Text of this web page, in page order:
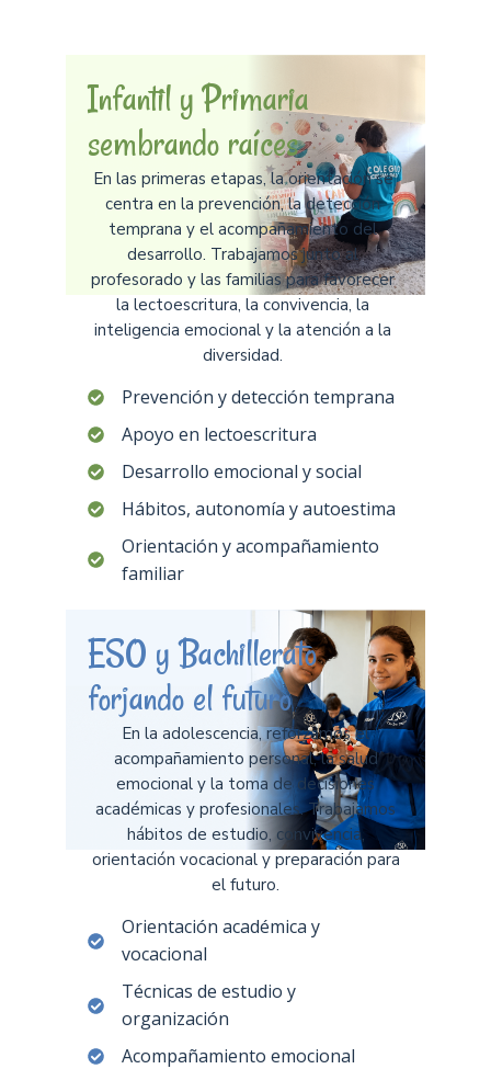
Infantil y Primaria
sembrando raíces
En las primeras etapas, la orientación se
centra en la prevención, la detección
temprana y el acompañamiento del
desarrollo. Trabajamos junto al
profesorado y las familias para favorecer
la lectoescritura, la convivencia, la
inteligencia emocional y la atención a la
diversidad.
Prevención y detección temprana
Apoyo en lectoescritura
Desarrollo emocional y social
Hábitos, autonomía y autoestima
Orientación y acompañamiento
familiar
ESO y Bachillerato
forjando el futuro
En la adolescencia, reforzamos el
acompañamiento personal, la salud
emocional y la toma de decisiones
académicas y profesionales. Trabajamos
hábitos de estudio, convivencia,
orientación vocacional y preparación para
el futuro.
Orientación académica y
vocacional
Técnicas de estudio y
organización
Acompañamiento emocional